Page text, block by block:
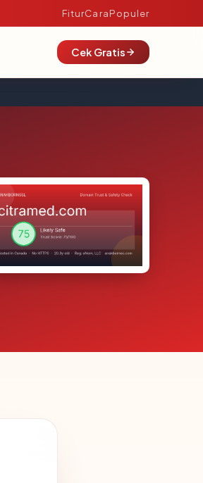
FiturCaraPopuler
Cek Gratis